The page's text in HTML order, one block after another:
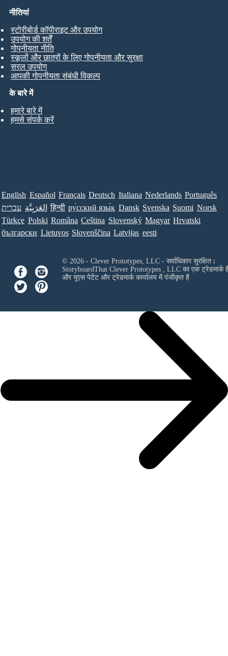
के बारे में
हमारे बारे में
हमसे संपर्क करें
नीतियां
स्टोरीबोर्ड कॉपीराइट और उपयोग
उपयोग की शर्तें
गोपनीयता नीति
स्कूलों और छात्रों के लिए गोपनीयता और सुरक्षा
सरल उपयोग
आपकी गोपनीयता संबंधी विकल्प
English Español Français Deutsch Italiana Nederlands Português
עברית العَرَبِيَّة हिन्दी ру́сский язы́к Dansk Svenska Suomi Norsk
Türkçe Polski Româna Ceština Slovenský Magyar Hrvatski
български Lietuvos Slovenščina Latvijas eesti
© 2026 - Clever Prototypes, LLC - सर्वाधिकार सुरक्षित।
StoryboardThat Clever Prototypes , LLCका एक ट्रेडमार्क
और यूएस पेटेंट और ट्रेडमार्क कार्यालय में पंजीकृत है